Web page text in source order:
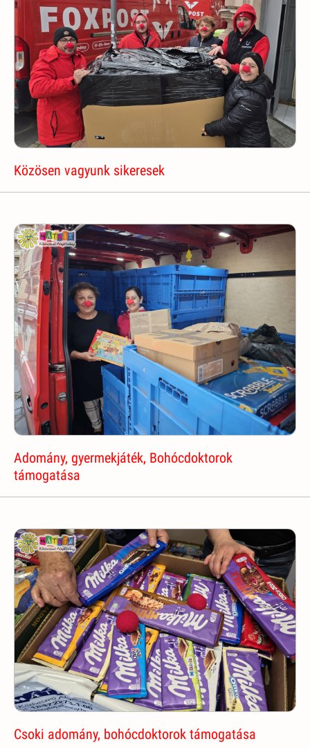
Közösen vagyunk sikeresek
Adomány, gyermekjáték, Bohócdoktorok
támogatása
Csoki adomány, bohócdoktorok támogatása